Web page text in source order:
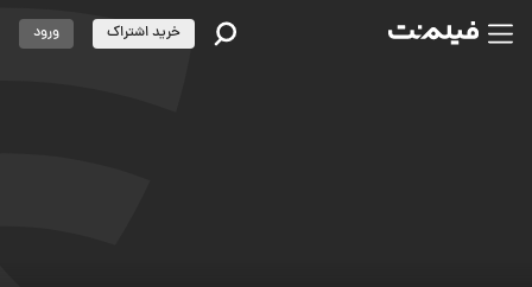
خرید اشتراک ورود